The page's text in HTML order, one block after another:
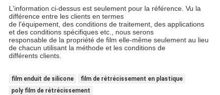
L'information ci-dessus est seulement pour la référence. Vu la
différence entre les clients en termes
de l'équipement, des conditions de traitement, des applications
et des conditions spécifiques etc., nous serons
responsable de la propriété de film elle-même seulement au lieu
de chacun utilisant la méthode et les conditions de
différents clients.
film enduit de silicone
film de rétrécissement en plastique
poly film de rétrécissement